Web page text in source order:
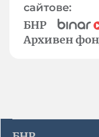
сайтове:
БНР
Архивен